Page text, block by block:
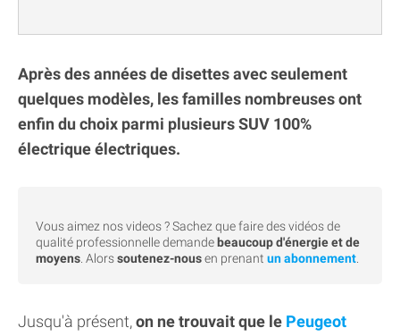
Après des années de disettes avec seulement
quelques modèles, les familles nombreuses ont
enfin du choix parmi plusieurs SUV 100%
électrique électriques.
Vous aimez nos videos ? Sachez que faire des vidéos de
qualité professionnelle demande beaucoup d'énergie et de
moyens . Alorssoutenez-nousen prenant un abonnement
Jusqu'à présent,on ne trouvait que le Peugeot